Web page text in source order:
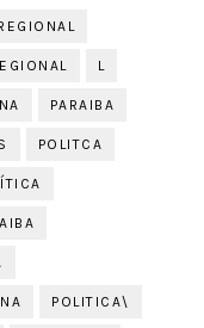
L
PARAIBA
POLITCA
POLITICA\